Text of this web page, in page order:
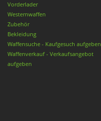
Vorderlader
Westernwaffen
Zubehör
Bekleidung
Waffensuche - Kaufgesuch aufgeben
Waffenverkauf - Verkaufsangebot
aufgeben